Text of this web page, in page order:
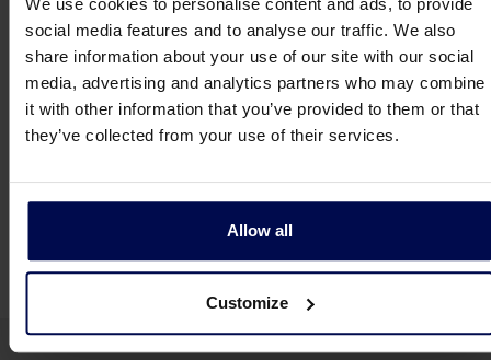
We use cookies to personalise content and ads, to provide
social media features and to analyse our traffic. We also
share information about your use of our site with our social
media, advertising and analytics partners who may combine
it with other information that you’ve provided to them or that
they’ve collected from your use of their services.
Allow all
Customize
Ich gebe die Erlaubnis zur
Verarbeitung und Speicherung
vollständigen Daten.
Für weitere Informationen